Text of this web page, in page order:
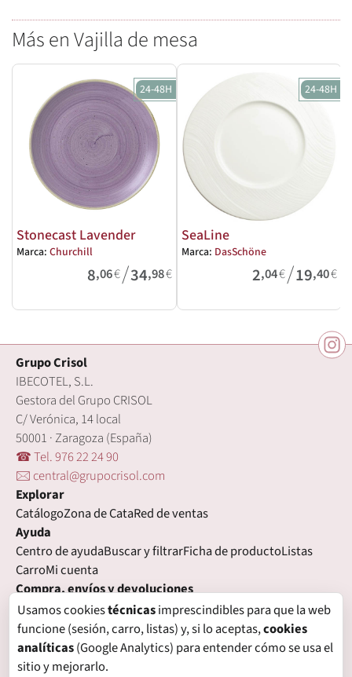
Más en Vajilla de mesa
24-48H
Stonecast Lavender
Marca: Churchill
8,06€/34,98€
24-48H
SeaLine
Marca: DasSchöne
2,04€/19,40€
Grupo Crisol
IBECOTEL, S.L.
Gestora del Grupo CRISOL
C/ Verónica, 14 local
50001 · Zaragoza (España)
☎ Tel. 976 22 24 90
🖂 central@grupocrisol.com
Explorar
CatálogoZona de CataRed de ventas
Ayuda
Centro de ayudaBuscar y filtrarFicha de productoListas
CarroMi cuenta
Compra, envíos y devoluciones
Condiciones de compraFormas de pagoGastos de envío
Plazos de entregaDevolucionesGarantía
Legal
Aviso legalPrivacidad
Usamos cookiestécnicasimprescindibles para que la web
funcione (sesión, carro, listas) y, si lo aceptas,cookies
analíticas(Google Analytics) para entender cómo se usa el
sitio y mejorarlo.